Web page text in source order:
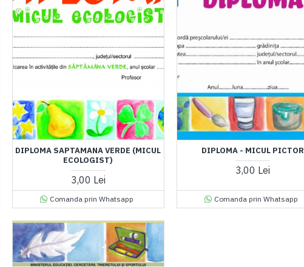
DIPLOMA SAPTAMANA VERDE (MICUL
ECOLOGIST)
3,00 Lei
Comanda prin Whatsapp
DIPLOMA - MICUL PICTOR
3,00 Lei
Comanda prin Whatsapp